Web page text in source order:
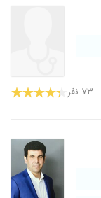
۷۳ نفر